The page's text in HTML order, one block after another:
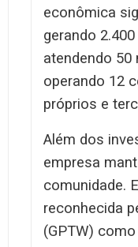
econômica
gerando
atendendo 50
operando 12
próprios e
Além dos
empresa
comunidade.
reconhecida
(GPTW)